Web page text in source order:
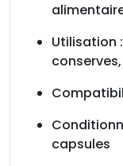
Utilisation
capsules